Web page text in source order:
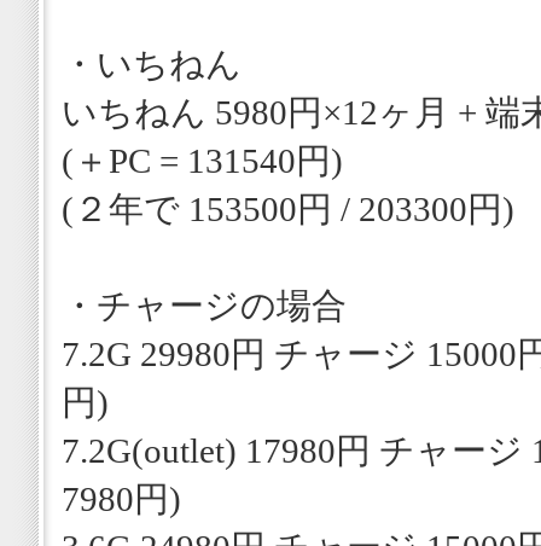
・いちねん
いちねん 5980円×12ヶ月 + 端
(＋PC = 131540円)
(２年で 153500円 / 203300円)
・チャージの場合
7.2G 29980円 チャージ 15000
円)
7.2G(outlet) 17980円 チャージ
7980円)